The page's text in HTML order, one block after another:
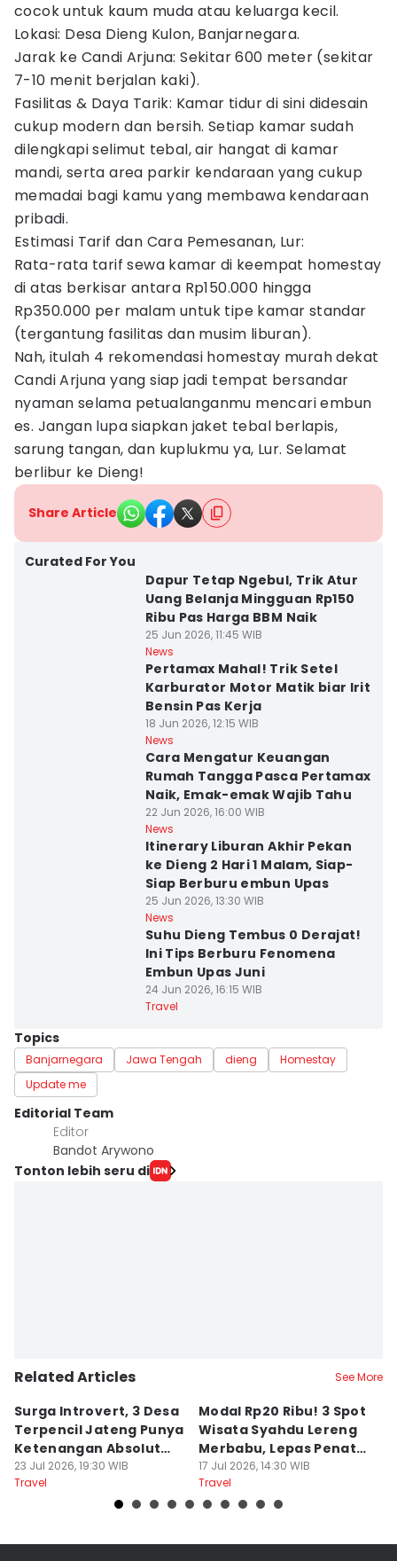
cocok untuk kaum muda atau keluarga kecil.
Lokasi: Desa Dieng Kulon, Banjarnegara.
Jarak ke Candi Arjuna: Sekitar 600 meter (sekitar
7-10 menit berjalan kaki).
Fasilitas & Daya Tarik: Kamar tidur di sini didesain
cukup modern dan bersih. Setiap kamar sudah
dilengkapi selimut tebal, air hangat di kamar
mandi, serta area parkir kendaraan yang cukup
memadai bagi kamu yang membawa kendaraan
pribadi.
Estimasi Tarif dan Cara Pemesanan, Lur:
Rata-rata tarif sewa kamar di keempat homestay
di atas berkisar antara Rp150.000 hingga
Rp350.000 per malam untuk tipe kamar standar
(tergantung fasilitas dan musim liburan).
Nah, itulah 4 rekomendasi homestay murah dekat
Candi Arjuna yang siap jadi tempat bersandar
nyaman selama petualanganmu mencari embun
es. Jangan lupa siapkan jaket tebal berlapis,
sarung tangan, dan kuplukmu ya, Lur. Selamat
berlibur ke Dieng!
Share Article
Curated For You
Dapur Tetap Ngebul, Trik Atur
Uang Belanja Mingguan Rp150
Ribu Pas Harga BBM Naik
25 Jun 2026, 11:45 WIB
News
Pertamax Mahal! Trik Setel
Karburator Motor Matik biar Irit
Bensin Pas Kerja
18 Jun 2026, 12:15 WIB
News
Cara Mengatur Keuangan
Rumah Tangga Pasca Pertamax
Naik, Emak-emak Wajib Tahu
22 Jun 2026, 16:00 WIB
News
Itinerary Liburan Akhir Pekan
ke Dieng 2 Hari 1 Malam, Siap-
Siap Berburu embun Upas
25 Jun 2026, 13:30 WIB
News
Suhu Dieng Tembus 0 Derajat!
Ini Tips Berburu Fenomena
Embun Upas Juni
24 Jun 2026, 16:15 WIB
Travel
Topics
Banjarnegara Jawa Tengah dieng
Homestay
Update me
Editorial Team
Editor
Bandot Arywono
Tonton lebih seru di
Related Articles See More
Surga Introvert, 3 Desa
Terpencil Jateng Punya
Ketenangan Absolut
Untuk Disconect
23 Jul 2026, 19:30 WIB
Travel
Modal Rp20 Ribu! 3 Spot
Wisata Syahdu Lereng
Merbabu, Lepas Penat
akhir Pekan!
17 Jul 2026, 14:30 WIB
Travel